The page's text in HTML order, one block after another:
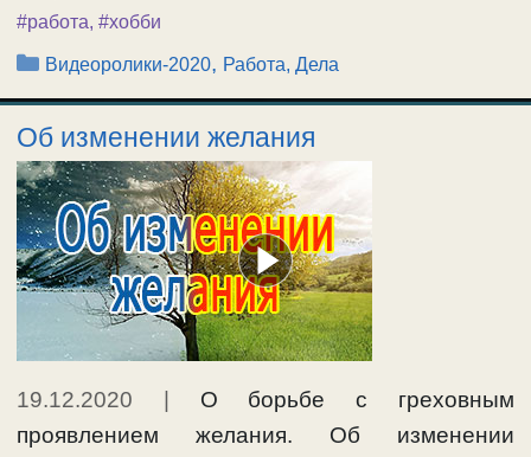
#работа, #хобби
Рубрики
Видеоролики-2020, Работа, Дела
Об изменении желания
19.12.2020
О борьбе с греховным
проявлением желания. Об изменении